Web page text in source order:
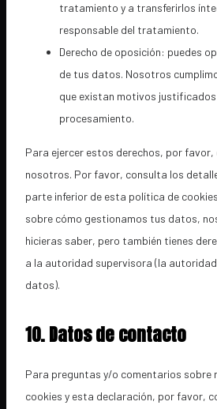
tratamiento y a transferirlos
responsable del tratamiento.
Derecho de oposición: puedes
de tus datos. Nosotros
que existan motivos
procesamiento.
Para ejercer estos derechos, por
nosotros. Por favor, consulta los
parte inferior de esta política de
sobre cómo gestionamos tus datos,
hicieras saber, pero también tienes
a la autoridad supervisora (la
datos).
10. Datos de contacto
Para preguntas y/o comentarios sobre
cookies y esta declaración, por favor,